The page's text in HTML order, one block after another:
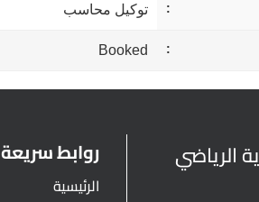
توكيل محاسب
Booked
الرياضي روابط سريعة
الرئيسية